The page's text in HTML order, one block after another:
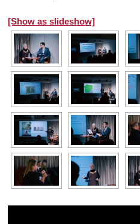
[Show as slideshow]